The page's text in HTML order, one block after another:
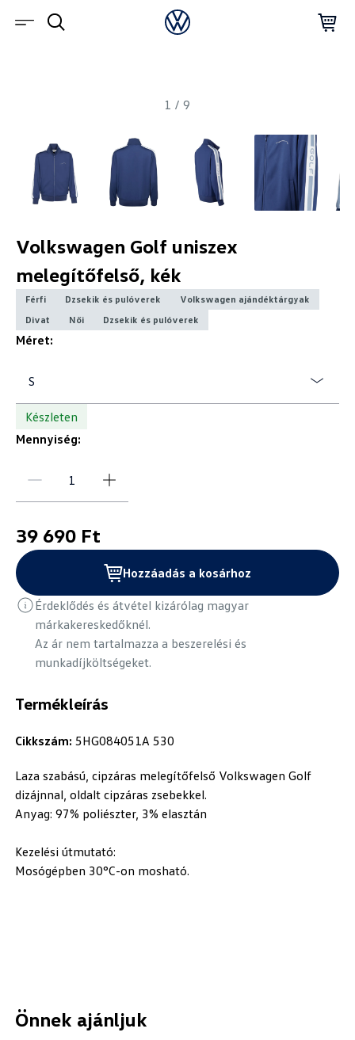
1 /9
Termékleírás
Cikkszám: 5HG084051A 530
Laza szabású, cipzáras melegítőfelső Volkswagen Golf
dizájnnal, oldalt cipzáras zsebekkel.
Anyag: 97% poliészter, 3% elasztán
Kezelési útmutató:
Mosógépben 30°C-on mosható.
Volkswagen Golf uniszex
melegítőfelső, kék
Férfi Dzsekik és pulóverek
Volkswagen ajándéktárgyak
Divat
Női Dzsekik és pulóverek
Méret:
S
Készleten
Mennyiség:
39 690 Ft
Hozzáadás a kosárhoz
Érdeklődés és átvétel kizárólag magyar
márkakereskedőknél.
Az ár nem tartalmazza a beszerelési és
munkadíjköltségeket.
Önnek ajánljuk